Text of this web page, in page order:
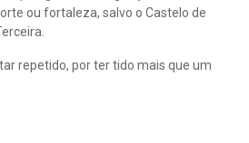
ou fortaleza, salvo o Castelo de
repetido, por ter tido mais que um